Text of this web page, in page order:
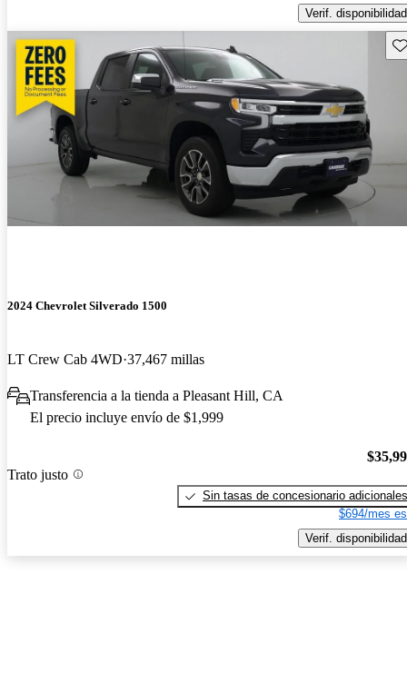
Verif. disponibilidad
2024 Chevrolet Silverado 1500
LT Crew Cab 4WD 37,467 millas
Transferencia a la tienda a Pleasant Hill, CA
El precio incluye envío de $1,999
Trato justo
Sin tasas de concesionario adicionales
$694/mes
Verif. disponibilidad